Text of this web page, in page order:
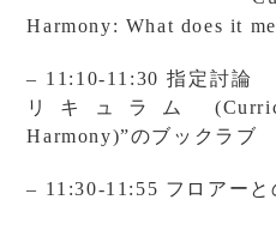
Harmony: What does it
– 11:10-11:30 指定討論
リキュラム
Harmony)”のブックラブ
– 11:30-11:55 フロアーと